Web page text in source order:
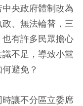
央政府體制改為
、無法輪替，三
有許多民眾擔心
不足，導致小黨
避免？
讓不分區立委席